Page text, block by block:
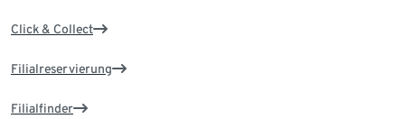
Click & Collect
Filialreservierung
Filialfinder